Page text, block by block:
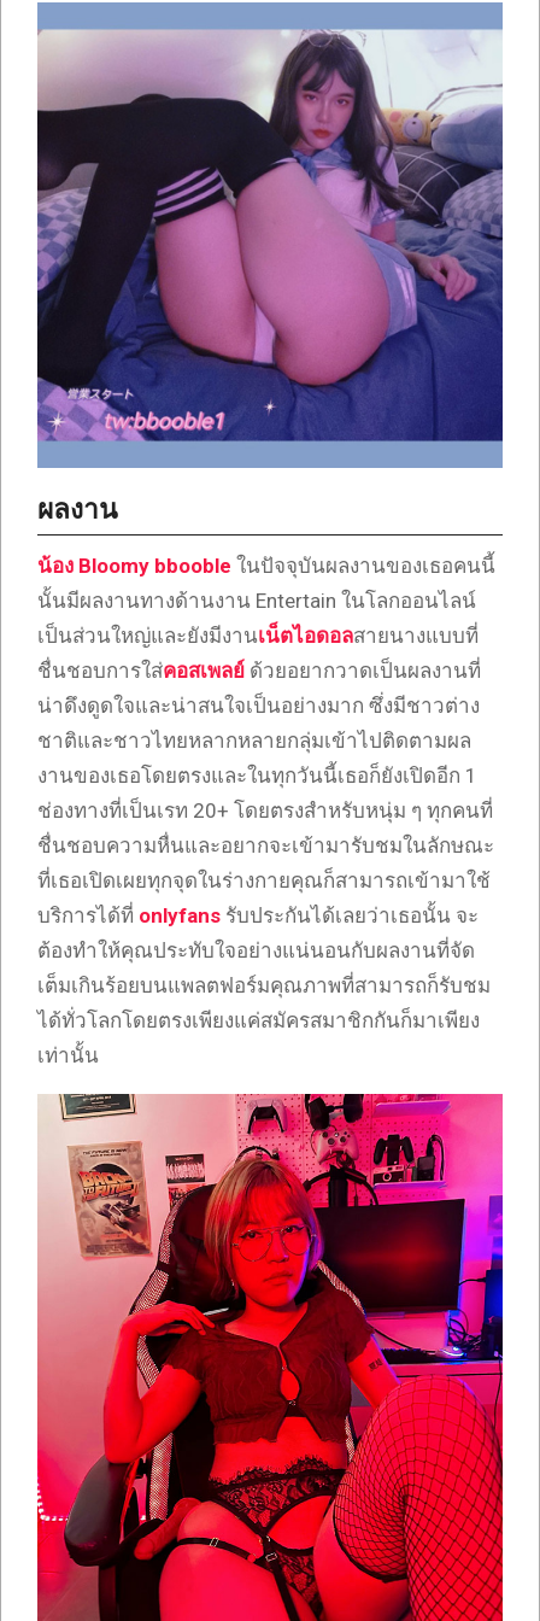
ผลงาน
น้อง Bloomy bbooble ในปัจจุบันผลงานของเธอคนนี้
นั้นมีผลงานทางด้านงาน Entertain ในโลกออนไลน์
เป็นส่วนใหญ่และยังมีงานเน็ตไอดอลสายนางแบบที่
ชื่นชอบการใส่คอสเพลย์ ด้วยอยากวาดเป็นผลงานที่
น่าดึงดูดใจและน่าสนใจเป็นอย่างมาก ซึ่งมีชาวต่าง
ชาติและชาวไทยหลากหลายกลุ่มเข้าไปติดตามผล
งานของเธอโดยตรงและในทุกวันนี้เธอก็ยังเปิดอีก 1
ช่องทางที่เป็นเรท 20+ โดยตรงสำหรับหนุ่ม ๆ ทุกคนที่
ชื่นชอบความหื่นและอยากจะเข้ามารับชมในลักษณะ
ที่เธอเปิดเผยทุกจุดในร่างกายคุณก็สามารถเข้ามาใช้
บริการได้ที่ onlyfans รับประกันได้เลยว่าเธอนั้น จะ
ต้องทำให้คุณประทับใจอย่างแน่นอนกับผลงานที่จัด
เต็มเกินร้อยบนแพลตฟอร์มคุณภาพที่สามารถก็รับชม
ได้ทั่วโลกโดยตรงเพียงแค่สมัครสมาชิกกันก็มาเพียง
เท่านั้น